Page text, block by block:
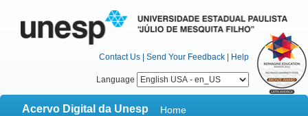
Contact Us | Send Your Feedback | Help
Language
Acervo Digital da Unesp
Home